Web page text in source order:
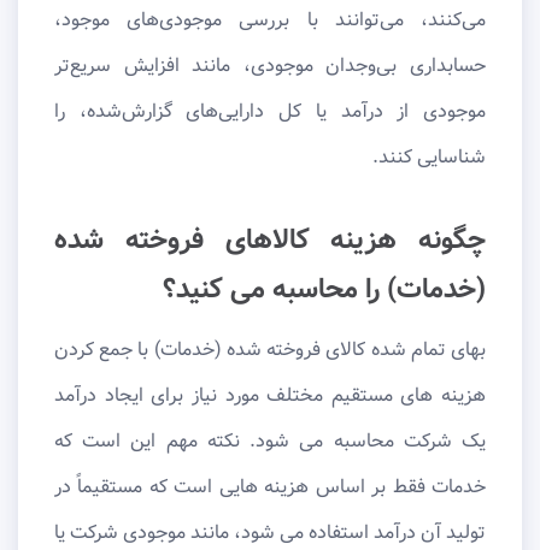
می‌کنند، می‌توانند با بررسی موجودی‌های موجود،
حسابداری بی‌وجدان موجودی، مانند افزایش سریع‌تر
موجودی از درآمد یا کل دارایی‌های گزارش‌شده، را
شناسایی کنند.
چگونه هزینه کالاهای فروخته شده
(خدمات) را محاسبه می کنید؟
بهای تمام شده کالای فروخته شده (خدمات) با جمع کردن
هزینه های مستقیم مختلف مورد نیاز برای ایجاد درآمد
یک شرکت محاسبه می شود. نکته مهم این است که
خدمات فقط بر اساس هزینه هایی است که مستقیماً در
تولید آن درآمد استفاده می شود، مانند موجودی شرکت یا